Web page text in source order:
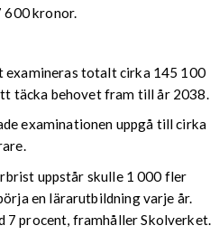
600 kronor.
examineras totalt cirka 145 100
täcka behovet fram till år 2038.
examinationen uppgå till cirka
uppstår skulle 1 000 fler
en lärarutbildning varje år.
7 procent, framhåller Skolverket.